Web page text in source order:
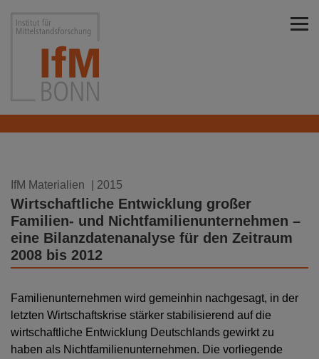
Institut für Mittelstandsforschung Bonn
IfM Materialien 18.02.2015
| 2015
Wirtschaftliche Entwicklung großer
Familien- und Nichtfamilienunternehmen –
eine Bilanzdatenanalyse für den Zeitraum
2008 bis 2012
Familienunternehmen wird gemeinhin nachgesagt, in der
letzten Wirtschaftskrise stärker stabilisierend auf die
wirtschaftliche Entwicklung Deutschlands gewirkt zu
haben als Nichtfamilienunternehmen. Die vorliegende